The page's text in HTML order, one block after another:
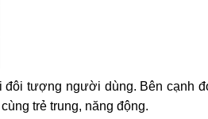
đôi tượng người dùng. Bên cạnh
trẻ trung, năng động.